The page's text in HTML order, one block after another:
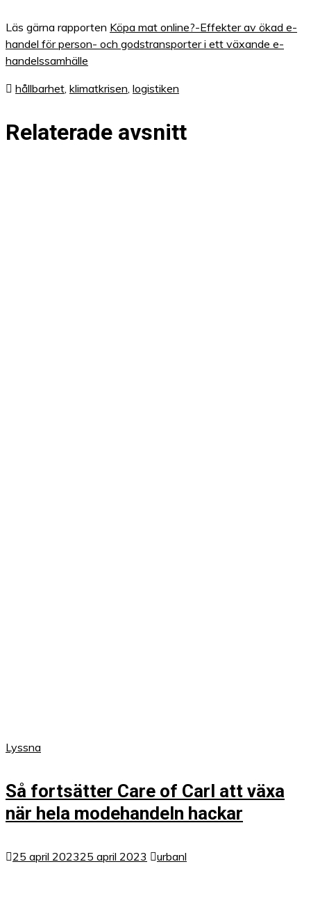
Läs gärna rapporten Köpa mat online?-Effekter av ökad e-
handel för person- och godstransporter i ett växande e-
handelssamhälle
hållbarhet, klimatkrisen, logistiken
Relaterade avsnitt
Lyssna
Så fortsätter Care of Carl att växa
när hela modehandeln hackar
25 april 202325 april 2023 urbanl